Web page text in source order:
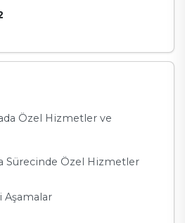
Özel Hizmetler ve
Sürecinde Özel Hizmetler
Aşamalar